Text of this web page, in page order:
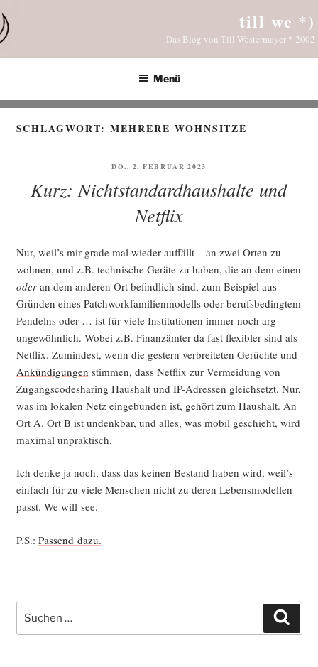
Inhalt
springen
till we *)
Das Blog von Till Westermayer * 2002
Menü
SCHLAGWORT:MEHRERE WOHNSITZE
VERÖFFENTLICHT
DO., 2. FEBRUAR 2023
Kurz: Nichtstandardhaushalte und
Netflix
Nur, weil’s mir gra­de mal wie­der auf­fällt – an zwei Orten zu
woh­nen, und z.B. tech­ni­sche Gerä­te zu haben, die an dem einen
oderan dem ande­ren Ort befind­lich sind, zum Bei­spiel aus
Grün­den eines Patch­work­fa­mi­li­en­mo­dells oder berufs­be­ding­tem
Pen­delns oder … ist für vie­le Insti­tu­tio­nen immer noch arg
unge­wöhn­lich. Wobei z.B. Finanz­äm­ter da fast fle­xi­bler sind als
Net­flix. Zumin­dest, wenn die ges­tern ver­brei­te­ten Gerüch­te und
Ankün­di­gun­gen stim­men, dass Net­flix zur Ver­mei­dung von
Zugangs­code­sha­ring Haus­halt und IP-Adres­sen gleich­setzt. Nur,
was im loka­len Netz ein­ge­bun­den ist, gehört zum Haus­halt. An
Ort A. Ort B ist undenk­bar, und alles, was mobil geschieht, wird
maxi­mal unpraktisch.
Ich den­ke ja noch, dass das kei­nen Bestand haben wird, weil’s
ein­fach für zu vie­le Men­schen nicht zu deren Lebens­mo­del­len
passt. We will see.
P.S.: Pas­send dazu.
Suche
nach: